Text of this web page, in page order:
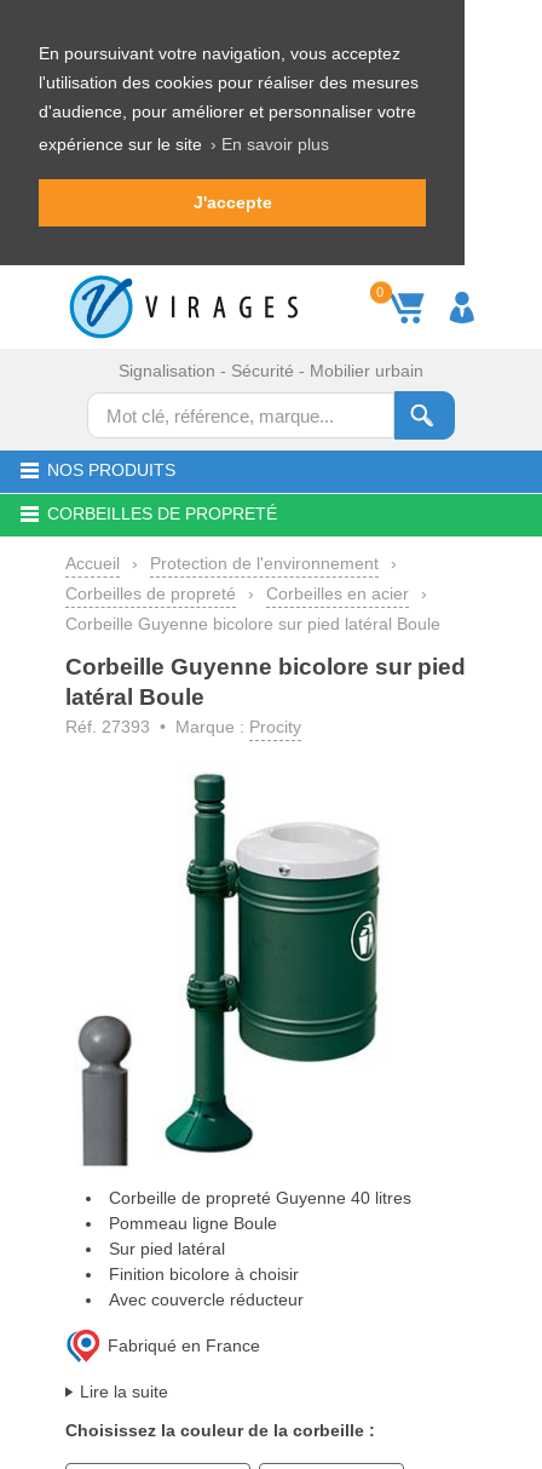
En poursuivant votre navigation, vous acceptez
l'utilisation des cookies pour réaliser des mesures
d'audience, pour améliorer et personnaliser votre
expérience sur le site › En savoir plus
J'accepte
0
Signalisation - Sécurité - Mobilier urbain
NOS PRODUITS
CORBEILLES DE PROPRETÉ
Accueil › Protection de l'environnement
›
Corbeilles de propreté
› Corbeilles en acier
›
Corbeille Guyenne bicolore sur pied latéral Boule
Corbeille Guyenne bicolore sur pied
latéral Boule
Réf. 27393 • Marque : Procity
Corbeille de propreté Guyenne 40 litres
Pommeau ligne Boule
Sur pied latéral
Finition bicolore à choisir
Avec couvercle réducteur
Fabriqué en France
Lire la suite
Choisissez la couleur de la corbeille :